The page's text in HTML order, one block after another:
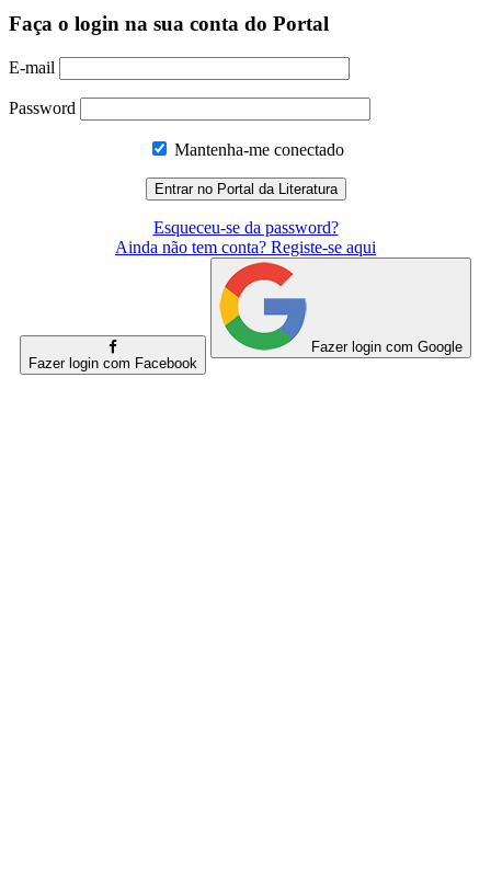
Faça o login na sua conta do Portal
E-mail
Password
Mantenha-me conectado
Esqueceu-se da password?
Ainda não tem conta? Registe-se aqui
Fazer login com Facebook
Fazer login com Google